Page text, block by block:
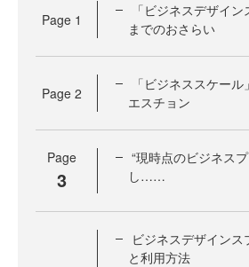
Page 1
「ビジネスデザイ
までのおさらい
Page 2
「ビジネススケー
エスチョン
Page
3
“現時点のビジネス
し……
ビジネスデザイン
と利用方法